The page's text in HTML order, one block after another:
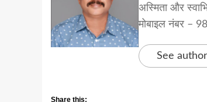
अस्मिता और
मोबाइल नंबर –
See
Share this: